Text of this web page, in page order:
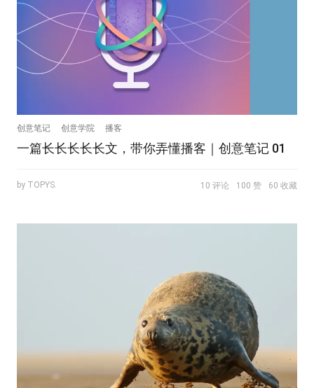
创意笔记 创意学院 播客
一篇长长长长长文，带你弄懂播客｜创意笔记 01
by TOPYS. 10 评论 100 赞 60 收藏